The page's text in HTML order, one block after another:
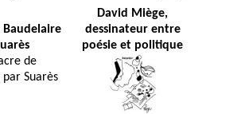
Baudelaire
David Miège,
dessinateur entre
poésie et politique